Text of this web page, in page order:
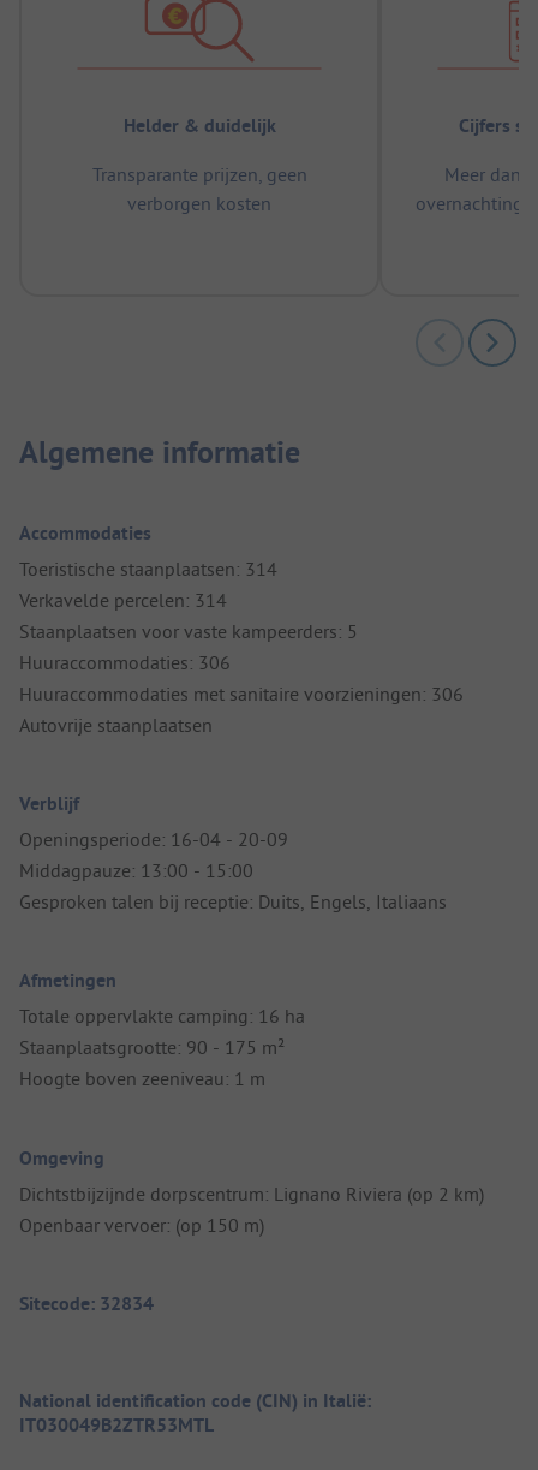
Helder & duidelijk
Transparante prijzen, geen
verborgen kosten
Cijfers
Meer dan
Algemene informatie
Accommodaties
Toeristische staanplaatsen: 314
Verkavelde percelen: 314
Staanplaatsen voor vaste kampeerders: 5
Huuraccommodaties: 306
Huuraccommodaties met sanitaire voorzieningen: 306
Autovrije staanplaatsen
Verblijf
Openingsperiode: 16-04 - 20-09
Middagpauze: 13:00 - 15:00
Gesproken talen bij receptie: Duits, Engels, Italiaans
Afmetingen
Totale oppervlakte camping: 16 ha
Staanplaatsgrootte: 90 - 175 m²
Hoogte boven zeeniveau: 1 m
Omgeving
Dichtstbijzijnde dorpscentrum: Lignano Riviera (op 2 km)
Openbaar vervoer: (op 150 m)
Sitecode: 32834
National identification code (CIN) in Italië:
IT030049B2ZTR53MTL